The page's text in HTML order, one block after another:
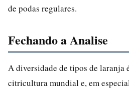
de podas regulares.
Fechando a Analise
A diversidade de tipos de laranja
citricultura mundial e, em